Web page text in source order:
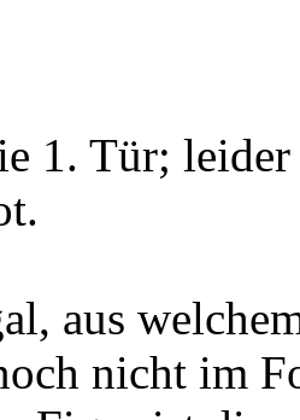
1. Tür;
aus
nicht im